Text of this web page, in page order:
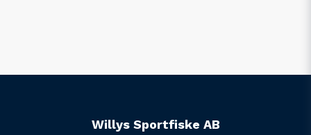
Willys Sportfiske AB